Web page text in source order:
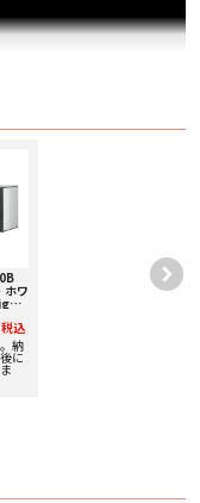
ホワ
り
プ
税込
納
に